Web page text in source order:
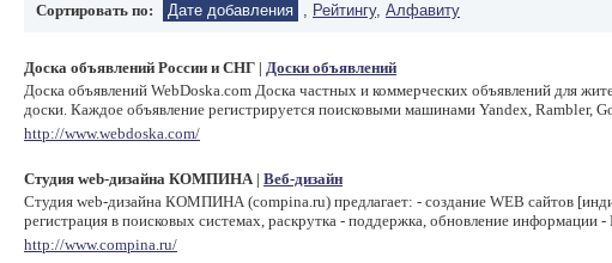
Сортировать по:
Дате добавления , Рейтингу, Алфавиту
Доска объявлений России и СНГ Доски объявлений
Доска объявлений WebDoska.com Доска частных и коммерческих объявлений для
доски. Каждое объявление регистрируется поисковыми машинами Yandex, Rambler,
http://www.webdoska.com/
Студия web-дизайна КОМПИНА| Веб-дизайн
Студия web-дизайна КОМПИНА (compina.ru) предлагает: - создание WEB сайтов
регистрация в поисковых системах, раскрутка - поддержка, обновление
http://www.compina.ru/